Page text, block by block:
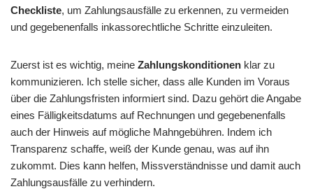
Checkliste, um Zahlungsausfälle zu erkennen, zu vermeiden
und gegebenenfalls inkassorechtliche Schritte einzuleiten.
Zuerst ist es wichtig, meine Zahlungskonditionen klar zu
kommunizieren. Ich stelle sicher, dass alle Kunden im Voraus
über die Zahlungsfristen informiert sind. Dazu gehört die Angabe
eines Fälligkeitsdatums auf Rechnungen und gegebenenfalls
auch der Hinweis auf mögliche Mahngebühren. Indem ich
Transparenz schaffe, weiß der Kunde genau, was auf ihn
zukommt. Dies kann helfen, Missverständnisse und damit auch
Zahlungsausfälle zu verhindern.